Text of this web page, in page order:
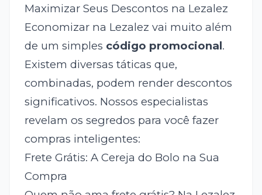
Maximizar Seus Descontos na Lezalez
Economizar na Lezalez vai muito além
de um simples código promocional.
Existem diversas táticas que,
combinadas, podem render descontos
significativos. Nossos especialistas
revelam os segredos para você fazer
compras inteligentes:
Frete Grátis: A Cereja do Bolo na Sua
Compra